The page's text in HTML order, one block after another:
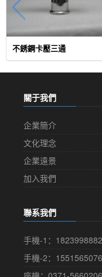
不銹鋼卡壓三通
關于我們
企業簡介
文化理念
企業遠景
加入我們
聯系我們
手機-1：
手機-2：